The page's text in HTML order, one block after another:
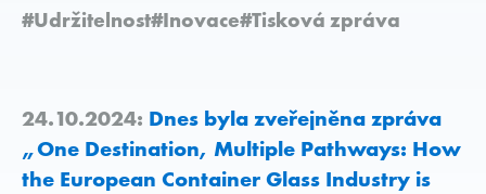
#Udržitelnost#Inovace#Tisková zpráva
24.10.2024: Dnes byla zveřejněna zpráva
„One Destination, Multiple Pathways: How
the European Container Glass Industry is